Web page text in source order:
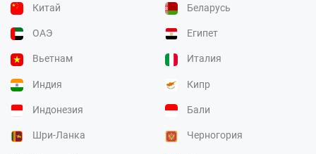
Китай Беларусь
ОАЭ Египет
Вьетнам Италия
Индия Кипр
Индонезия Бали
Шри-Ланка Черногория